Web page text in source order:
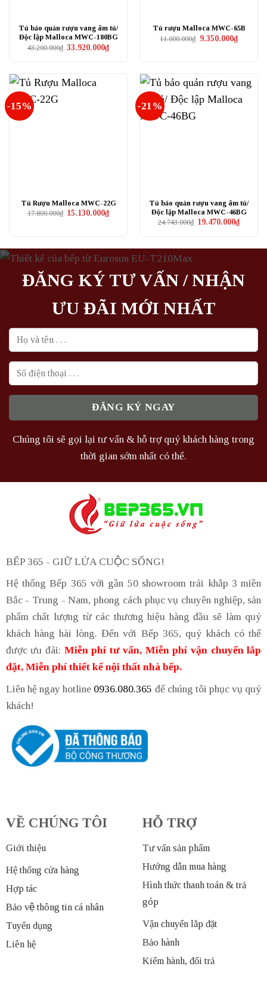
Tủ bảo quản rượu vang âm tủ/
Độc lập Malloca MWC-180BG
43.200.000₫ Giá
33.920.000₫Giá
hiện
33.920.000₫.
Tủ rượu Malloca MWC-65B
11.000.000₫ Giá
9.350.000₫Giá
hiện
-15%
Tủ Rượu Malloca MWC-22G
17.800.000₫ Giá
15.130.000₫Giá
hiện
-21%
Tủ bảo quản rượu vang âm tủ/
Độc lập Malloca MWC-46BG
24.743.000₫ Giá
19.470.000₫Giá
hiện
ĐĂNG KÝ TƯ VẤN / NHẬN
ƯU ĐÃI MỚI NHẤT
Chúng tôi sẽ gọi lại tư vấn & hỗ trợ quý khách hàng trong
thời gian sớm nhất có thể.
BẾP 365 - GIỮ LỬA CUỘC SỐNG!
Hệ thống Bếp 365 với gần 50 showroom trải khắp 3 miền
Bắc - Trung - Nam, phong cách phục vụ chuyên nghiệp, sản
phẩm chất lượng từ các thương hiệu hàng đầu sẽ làm quý
khách hàng hài lòng. Đến với Bếp 365, quý khách có thể
được ưu đãi: Miễn phí tư vấn, Miễn phí vận chuyển lắp
đặt, Miễn phí thiết kế nội thất nhà bếp.
Liên hệ ngay hotline 0936.080.365 để chúng tôi phục vụ quý
khách!
VỀ CHÚNG TÔI
Giới thiệu
Hệ thống cửa hàng
Hợp tác
Bảo vệ thông tin cá nhân
Tuyển dụng
Liên hệ
HỖ TRỢ
Tư vấn sản phẩm
Hướng dẫn mua hàng
Hình thức thanh toán & trả
góp
Vận chuyển lắp đặt
Bảo hành
Kiểm hành, đổi trả